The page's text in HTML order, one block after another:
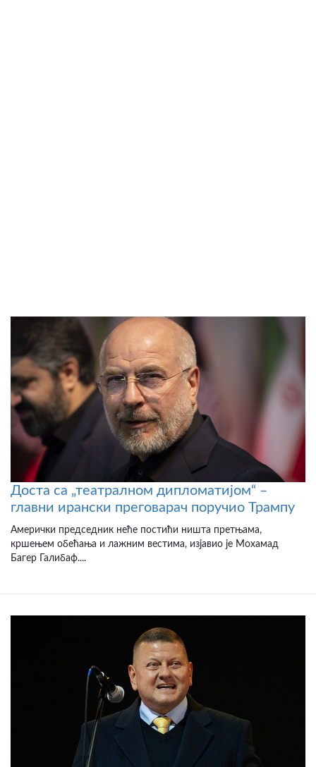
Доста са „театралном дипломатијом“ –
главни ирански преговарач поручио Трампу
Амерички председник неће постићи ништа претњама,
кршењем обећања и лажним вестима, изјавио је Мохамад
Багер Галибаф....